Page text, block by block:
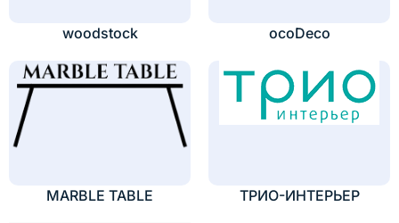
woodstock ocoDeco
MARBLE TABLE ТРИО-ИНТЕРЬЕР